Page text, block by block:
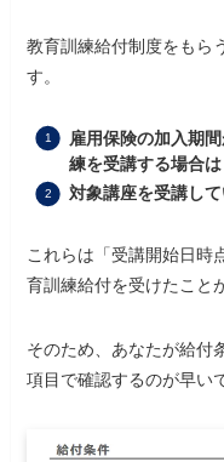
教育訓練給付制度をもら
す。
雇用保険の加入期
練を受講する場合は
対象講座を受講し
これらは「受講開始日時
育訓練給付を受けたこと
そのため、あなたが給付
項目で確認するのが早い